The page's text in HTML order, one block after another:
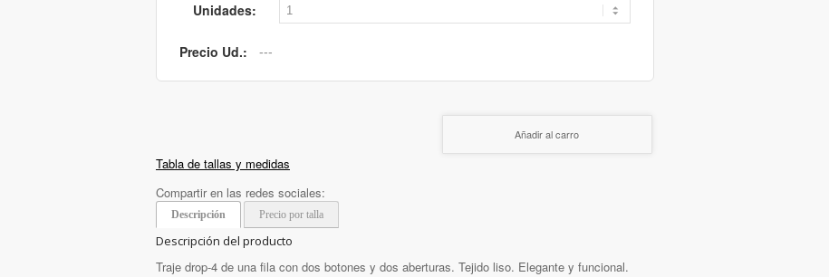
Unidades:
Precio Ud.:
Añadir al carro
Tabla de tallas y medidas
Compartir en las redes sociales:
Descripción Precio por talla
Descripción del producto
Traje drop-4 de una fila con dos botones y dos aberturas. Tejido liso. Elegante y funcional.